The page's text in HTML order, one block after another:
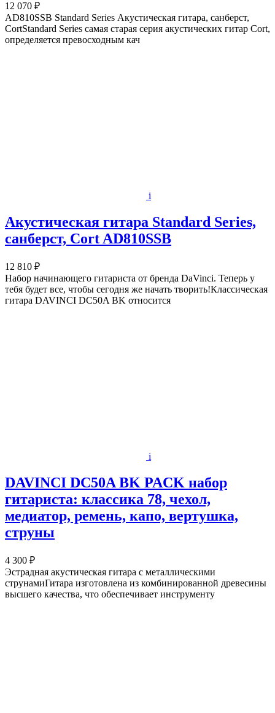
12 070 ₽
AD810SSB Standard Series Акустическая гитара, санберст,
CortStandard Series самая старая серия акустических гитар Cort,
определяется превосходным кач
i
Акустическая гитара Standard Series,
санберст, Cort AD810SSB
12 810 ₽
Набор начинающего гитариста от бренда DaVinci. Теперь у
тебя будет все, чтобы сегодня же начать творить!Классическая
гитара DAVINCI DC50A BK относится
i
DAVINCI DC50A BK PACK набор
гитариста: классика 78, чехол,
медиатор, ремень, капо, вертушка,
струны
4 300 ₽
Эстрадная акустическая гитара с металлическими
струнамиГитара изготовлена из комбинированной древесины
высшего качества, что обеспечивает инструменту